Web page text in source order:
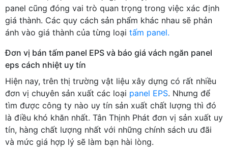
panel cũng đóng vai trò quan trọng trong việc xác định
giá thành. Các quy cách sản phẩm khác nhau sẽ phản
ánh vào giá thành của từng loại tấm panel.
Đơn vị bán tấm panel EPS và báo giá vách ngăn panel
eps cách nhiệt uy tín
Hiện nay, trên thị trường vật liệu xây dựng có rất nhiều
đơn vị chuyên sản xuất các loại panel EPS. Nhưng để
tìm được công ty nào uy tín sản xuất chất lượng thì đó
là điều khó khăn nhất. Tân Thịnh Phát đơn vị sản xuất uy
tín, hàng chất lượng nhất với những chính sách ưu đãi
và mức giá hợp lý sẽ làm bạn hài lòng.